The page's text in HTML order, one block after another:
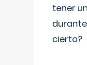
tener
cierto?